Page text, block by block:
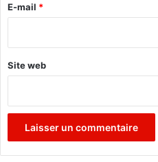
e
E-mail *
Site web